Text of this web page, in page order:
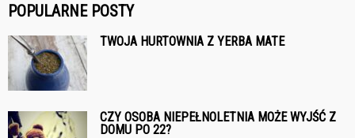
POPULARNE POSTY
TWOJA HURTOWNIA Z YERBA MATE
CZY OSOBA NIEPEŁNOLETNIA MOŻE WYJŚĆ Z
DOMU PO 22?